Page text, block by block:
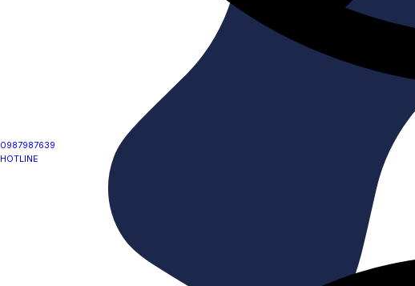
0987987639
HOTLINE